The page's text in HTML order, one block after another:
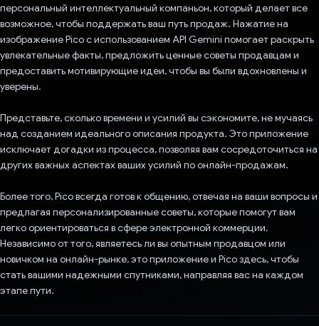
персональный интеллектуальный компаньон, который делает все
возможное, чтобы поддержать ваш путь продаж. Нажатие на
изображение Pico с использованием API Gemini помогает раскрыть
увлекательные факты, предложить ценные советы продавцам и
предоставить мотивирующие идеи, чтобы вы были вдохновлены и
уверены.
Представьте, сколько времени и усилий вы сэкономите, не мучаясь
над созданием идеального описания продукта. Это приложение
исключает догадки из процесса, позволяя вам сосредоточиться на
других важных аспектах ваших усилий по онлайн-продажам.
Более того, Pico всегда готов к общению, отвечая на ваши вопросы и
предлагая персонализированные советы, которые помогут вам
легко ориентироваться в сфере электронной коммерции.
Независимо от того, являетесь ли вы опытным продавцом или
новичком на онлайн-рынке, это приложение и Pico здесь, чтобы
стать вашими надежными спутниками, направляя вас на каждом
этапе пути.